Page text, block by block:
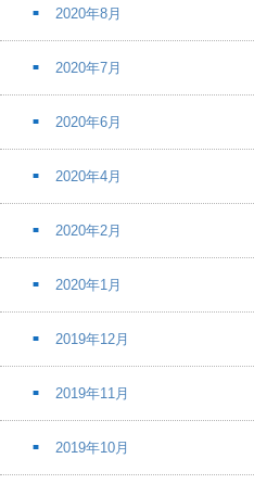
2020年8月
2020年7月
2020年6月
2020年4月
2020年2月
2020年1月
2019年12月
2019年11月
2019年10月